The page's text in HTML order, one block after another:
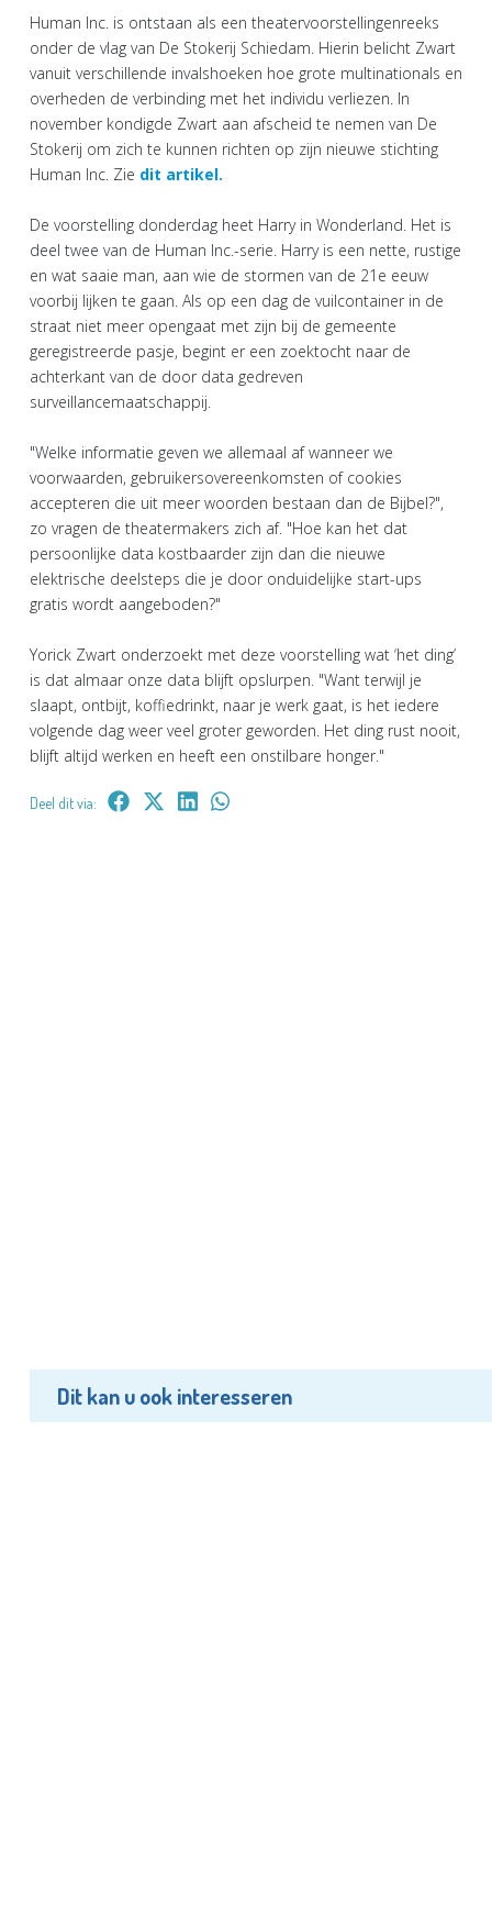
Human Inc. is ontstaan als een theatervoorstellingenreeks
onder de vlag van De Stokerij Schiedam. Hierin belicht Zwart
vanuit verschillende invalshoeken hoe grote multinationals en
overheden de verbinding met het individu verliezen. In
november kondigde Zwart aan afscheid te nemen van De
Stokerij om zich te kunnen richten op zijn nieuwe stichting
Human Inc. Zie dit artikel.
De voorstelling donderdag heet Harry in Wonderland. Het is
deel twee van de Human Inc.-serie. Harry is een nette, rustige
en wat saaie man, aan wie de stormen van de 21e eeuw
voorbij lijken te gaan. Als op een dag de vuilcontainer in de
straat niet meer opengaat met zijn bij de gemeente
geregistreerde pasje, begint er een zoektocht naar de
achterkant van de door data gedreven
surveillancemaatschappij.
"Welke informatie geven we allemaal af wanneer we
voorwaarden, gebruikersovereenkomsten of cookies
accepteren die uit meer woorden bestaan dan de Bijbel?",
zo vragen de theatermakers zich af. "Hoe kan het dat
persoonlijke data kostbaarder zijn dan die nieuwe
elektrische deelsteps die je door onduidelijke start-ups
gratis wordt aangeboden?"
Yorick Zwart onderzoekt met deze voorstelling wat ‘het ding’
is dat almaar onze data blijft opslurpen. "Want terwijl je
slaapt, ontbijt, koffiedrinkt, naar je werk gaat, is het iedere
volgende dag weer veel groter geworden. Het ding rust nooit,
blijft altijd werken en heeft een onstilbare honger."
Deel dit via:
Dit kan u ook interesseren